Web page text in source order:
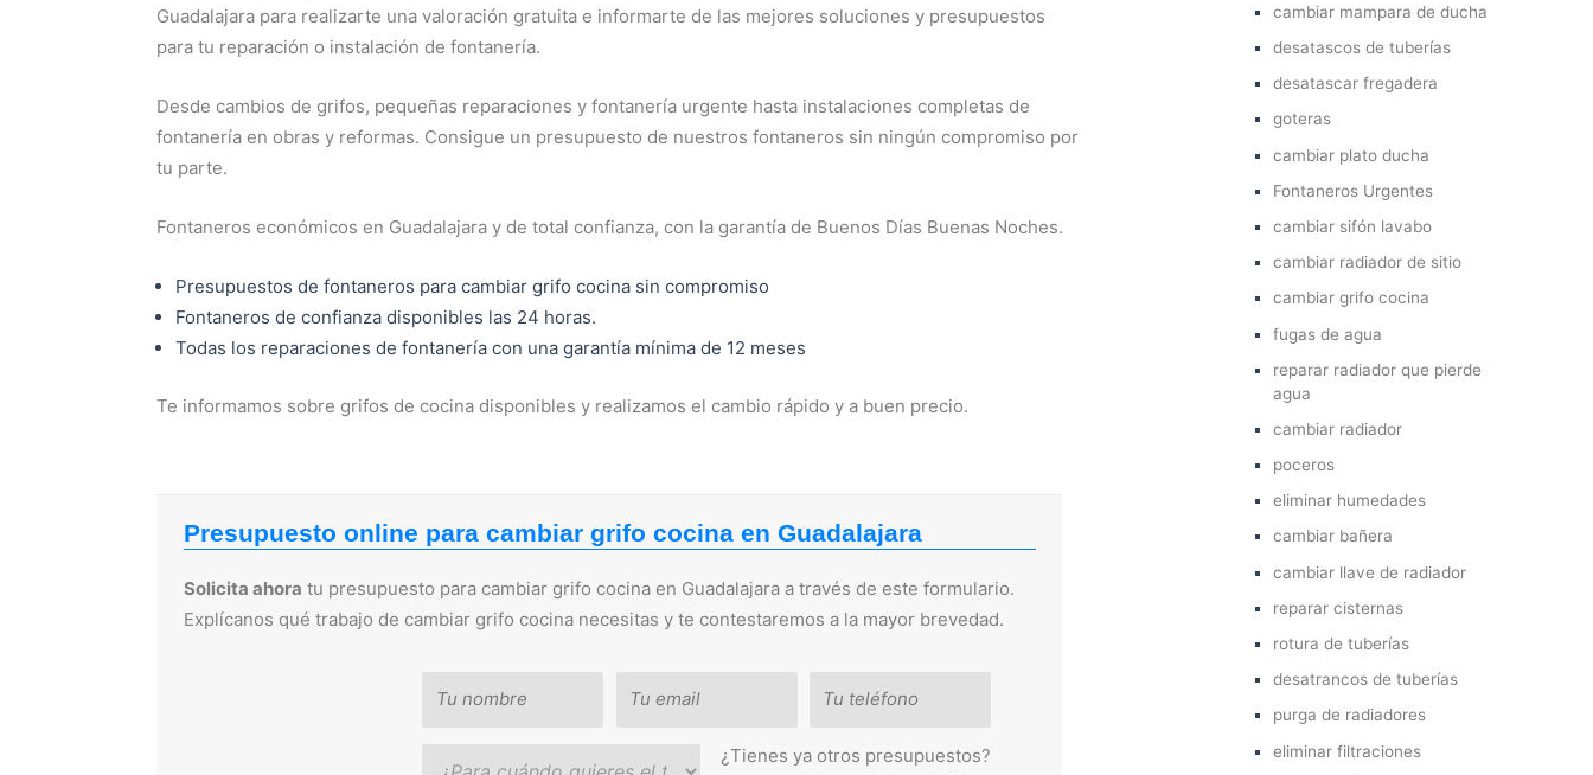
Guadalajara para realizarte una valoración gratuita e informarte de las mejores soluciones y presupuestos
para tu reparación o instalación de fontanería.
Desde cambios de grifos, pequeñas reparaciones y fontanería urgente hasta instalaciones completas de
fontanería en obras y reformas. Consigue un presupuesto de nuestros fontaneros sin ningún compromiso por
tu parte.
Fontaneros económicos en Guadalajara y de total confianza, con la garantía de Buenos Días Buenas Noches.
Presupuestos de fontaneros para cambiar grifo cocina sin compromiso
Fontaneros de confianza disponibles las 24 horas.
Todas los reparaciones de fontanería con una garantía mínima de 12 meses
Te informamos sobre grifos de cocina disponibles y realizamos el cambio rápido y a buen precio.
Presupuesto online para cambiar grifo cocina en Guadalajara
Solicita ahora tu presupuesto para cambiar grifo cocina en Guadalajara a través de este formulario.
Explícanos qué trabajo de cambiar grifo cocina necesitas y te contestaremos a la mayor brevedad.
¿Tienes ya otros presupuestos?
cambiar mampara de ducha
desatascos de tuberías
desatascar fregadera
goteras
cambiar plato ducha
Fontaneros Urgentes
cambiar sifón lavabo
cambiar radiador de sitio
cambiar grifo cocina
fugas de agua
reparar radiador que pierde
agua
cambiar radiador
poceros
eliminar humedades
cambiar bañera
cambiar llave de radiador
reparar cisternas
rotura de tuberías
desatrancos de tuberías
purga de radiadores
eliminar filtraciones